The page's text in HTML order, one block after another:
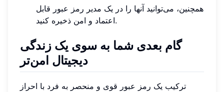
همچنین، می‌توانید آنها را در یک مدیر رمز عبور قابل
اعتماد و امن ذخیره کنید.
گام بعدی شما به سوی یک زندگی
دیجیتال امن‌تر
ترکیب یک رمز عبور قوی و منحصر به فرد با احراز